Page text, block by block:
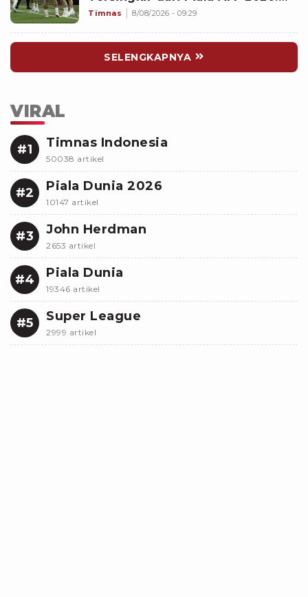
Memalukan!
Timnas 8/08/2026 - 09:29
SELENGKAPNYA
VIRAL
#1 Timnas Indonesia
50038 artikel
#2 Piala Dunia 2026
10147 artikel
#3 John Herdman
2653 artikel
#4 Piala Dunia
19346 artikel
#5 Super League
2999 artikel